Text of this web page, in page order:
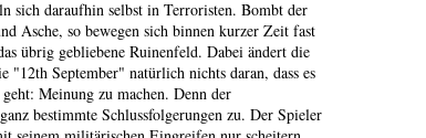
sich daraufhin selbst in Terroristen. Bombt der
Asche, so bewegen sich binnen kurzer Zeit fast
übrig gebliebene Ruinenfeld. Dabei ändert die
"12th September" natürlich nichts daran, dass es
Meinung zu machen. Denn der
bestimmte Schlussfolgerungen zu. Der Spieler